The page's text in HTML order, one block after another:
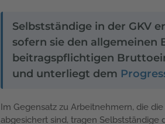
Selbstständige in der GKV
sofern sie den allgemeinen
beitragspflichtigen
und unterliegt dem
Im Gegensatz zu Arbeitnehmern, die
abgesichert sind, tragen Selbstständige